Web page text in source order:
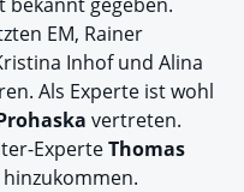
EM, Rainer
Inhof und Alina
Als Experte ist wohl
vertreten.
ExperteThomas